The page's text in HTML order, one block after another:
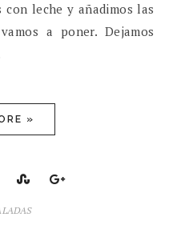
leche y añadimos las
a poner. Dejamos
»